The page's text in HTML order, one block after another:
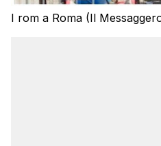
I rom a Roma (Il